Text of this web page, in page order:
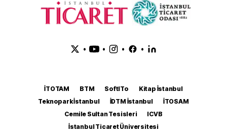
• • • •
İTOTAM BTM SoftITo
Kitap İstanbul
Teknopark İstanbul
İDTM İstanbul
İTOSAM
Cemile Sultan Tesisleri
ICVB
İstanbul Ticaret Üniversitesi